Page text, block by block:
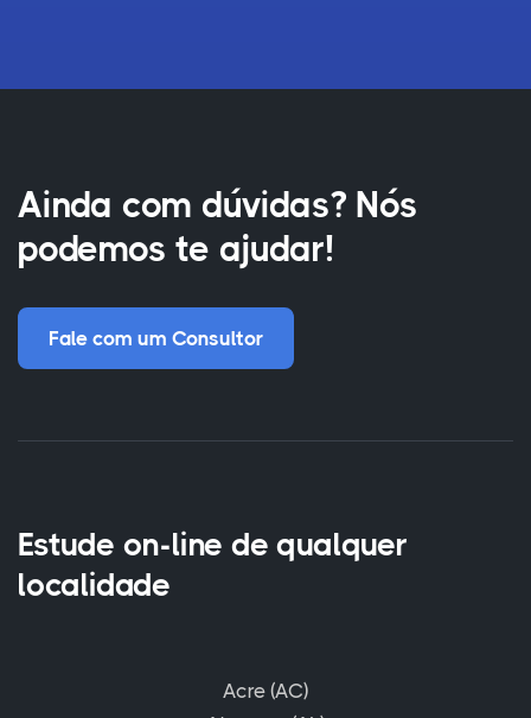
Ainda com dúvidas? Nós
podemos te ajudar!
Fale com um Consultor
Estude on-line de qualquer
localidade
Acre (AC)